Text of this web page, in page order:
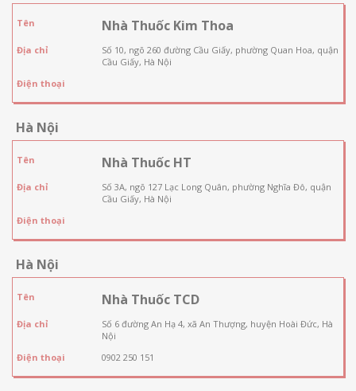
Tên Nhà Thuốc Kim Thoa
Địa chỉ
Số 10, ngõ 260 đường Cầu Giấy, phường Quan Hoa, quận
Cầu Giấy, Hà Nội
Điện thoại
Hà Nội
Tên Nhà Thuốc HT
Địa chỉ
Số 3A, ngõ 127 Lạc Long Quân, phường Nghĩa Đô, quận
Cầu Giấy, Hà Nội
Điện thoại
Hà Nội
Tên Nhà Thuốc TCD
Địa chỉ
Số 6 đường An Hạ 4, xã An Thượng, huyện Hoài Đức, Hà
Nội
Điện thoại
0902 250 151